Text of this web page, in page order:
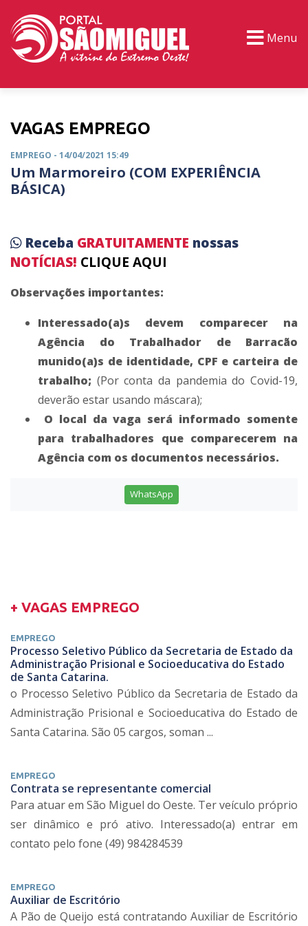
Menu
VAGAS EMPREGO
EMPREGO - 14/04/2021 15:49
Um Marmoreiro (COM EXPERIÊNCIA
BÁSICA)
Receba GRATUITAMENTE nossas
NOTÍCIAS! CLIQUE AQUI
Observações importantes:
Interessado(a)s devem comparecer na
Agência do Trabalhador de Barracão
munido(a)s de identidade, CPF e carteira de
trabalho; (Por conta da pandemia do Covid-19,
deverão estar usando máscara);
O local da vaga será informado somente
para trabalhadores que comparecerem na
Agência com os documentos necessários.
WhatsApp
+ VAGAS EMPREGO
EMPREGO
Processo Seletivo Público da Secretaria de Estado da
Administração Prisional e Socioeducativa do Estado
de Santa Catarina.
o Processo Seletivo Público da Secretaria de Estado da
Administração Prisional e Socioeducativa do Estado de
Santa Catarina. São 05 cargos, soman ...
EMPREGO
Contrata se representante comercial
Para atuar em São Miguel do Oeste. Ter veículo próprio
ser dinâmico e pró ativo. Interessado(a) entrar em
contato pelo fone (49) 984284539
EMPREGO
Auxiliar de Escritório
A Pão de Queijo está contratando Auxiliar de Escritório